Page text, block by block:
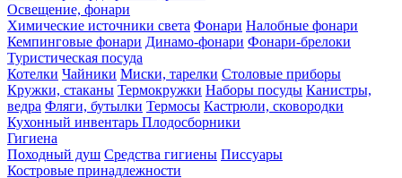
Освещение, фонари
Химические источники света Фонари Налобные фонари
Кемпинговые фонари Динамо-фонари Фонари-брелоки
Туристическая посуда
Котелки Чайники Миски, тарелки Столовые приборы
Кружки, стаканы Термокружки Наборы посуды Канистры,
ведра Фляги, бутылки Термосы Кастрюли, сковородки
Кухонный инвентарь Плодосборники
Гигиена
Походный душ Средства гигиены Писсуары
Костровые принадлежности